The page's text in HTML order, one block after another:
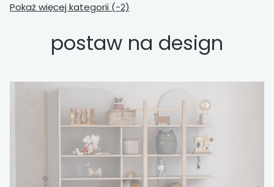
Pokaż więcej kategorii (-2)
postaw na design